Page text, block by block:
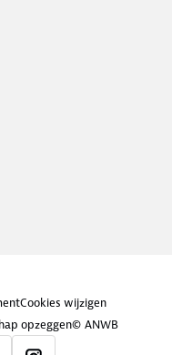
Cookies wijzigen
opzeggen© ANWB